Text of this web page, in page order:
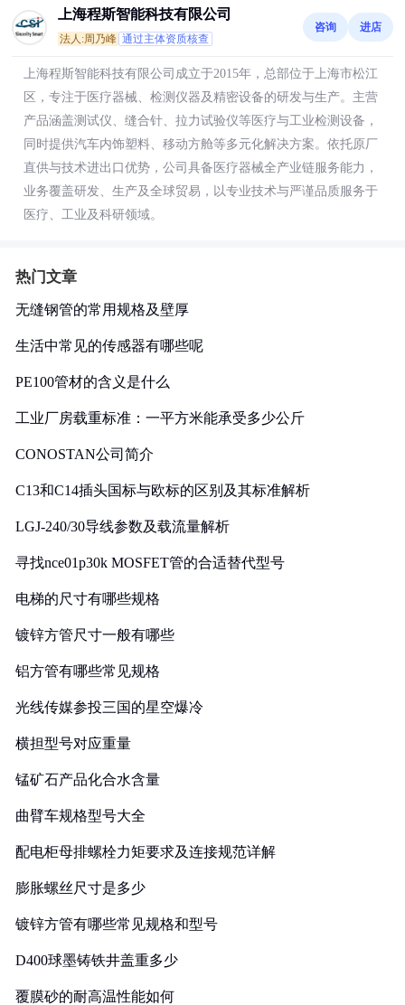
上海程斯智能科技有限公司
法人:周乃峰 通过主体资质核查
咨询 进店
上海程斯智能科技有限公司成立于2015年，总部位于上海市松江
区，专注于医疗器械、检测仪器及精密设备的研发与生产。主营
产品涵盖测试仪、缝合针、拉力试验仪等医疗与工业检测设备，
同时提供汽车内饰塑料、移动方舱等多元化解决方案。依托原厂
直供与技术进出口优势，公司具备医疗器械全产业链服务能力，
业务覆盖研发、生产及全球贸易，以专业技术与严谨品质服务于
医疗、工业及科研领域。
热门文章
无缝钢管的常用规格及壁厚
生活中常见的传感器有哪些呢
PE100管材的含义是什么
工业厂房载重标准：一平方米能承受多少公斤
CONOSTAN公司简介
C13和C14插头国标与欧标的区别及其标准解析
LGJ-240/30导线参数及载流量解析
寻找nce01p30k MOSFET管的合适替代型号
电梯的尺寸有哪些规格
镀锌方管尺寸一般有哪些
铝方管有哪些常见规格
光线传媒参投三国的星空爆冷
横担型号对应重量
锰矿石产品化合水含量
曲臂车规格型号大全
配电柜母排螺栓力矩要求及连接规范详解
膨胀螺丝尺寸是多少
镀锌方管有哪些常见规格和型号
D400球墨铸铁井盖重多少
覆膜砂的耐高温性能如何